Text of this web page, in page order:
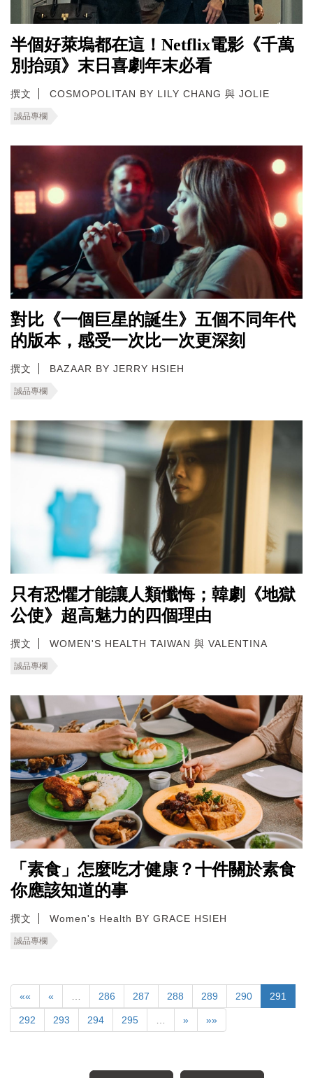
半個好萊塢都在這！Netflix電影《千萬
別抬頭》末日喜劇年末必看
撰文 COSMOPOLITAN BY LILY CHANG 與 JOLIE
誠品專欄
對比《一個巨星的誕生》五個不同年代
的版本，感受一次比一次更深刻
撰文 BAZAAR BY JERRY HSIEH
誠品專欄
只有恐懼才能讓人類懺悔；韓劇《地獄
公使》超高魅力的四個理由
撰文 WOMEN'S HEALTH TAIWAN 與 VALENTINA
誠品專欄
「素食」怎麼吃才健康？十件關於素食
你應該知道的事
撰文 Women's Health BY GRACE HSIEH
誠品專欄
«« « 286 287 288 289 290 291
292 293 294 295 » »»